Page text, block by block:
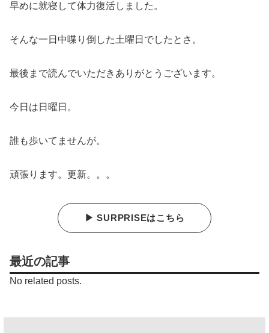
早めに就寝して体力復活しました。
そんな一日中喋り倒した土曜日でしたとさ。
最後まで読んでいただきありがとうございます。
今日は日曜日。
誰も歩いてませんが。
頑張ります。更新。。。
▶ SURPRISEはこちら
最近の記事
No related posts.